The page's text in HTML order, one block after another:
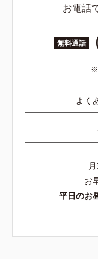
お電話
無料通話
よく
お
平日のお